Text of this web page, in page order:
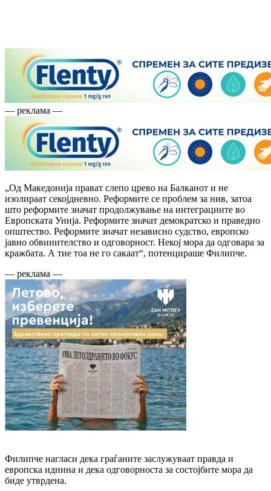
— реклама —
„Од Македонија прават слепо црево на Балканот и не
изолираат секојдневно. Реформите се проблем за нив, затоа
што реформите значат продолжување на интеграциите во
Европската Унија. Реформите значат демократско и праведно
општество. Реформите значат независно судство, европско
јавно обвинителство и одговорност. Некој мора да одговара за
кражбата. А тие тоа не го сакаат“, потенцираше Филипче.
— реклама —
Филипче нагласи дека граѓаните заслужуваат правда и
европска иднина и дека одговорноста за состојбите мора да
биде утврдена.